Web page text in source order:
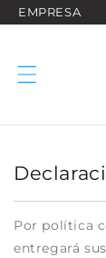
directamente
EMPRESA
Por política
entregará